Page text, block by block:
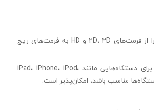
aiseesoft video converter قادر است فیلم‌ها و ویدئوها را از فرمت‌های 2D، 3D و HD به فرمت‌های رایج
همچنین، تبدیل ویدئوها به فرمت‌هایی که به طور خاص برای دستگاه‌هایی مانند iPad، iPhone، iPod،